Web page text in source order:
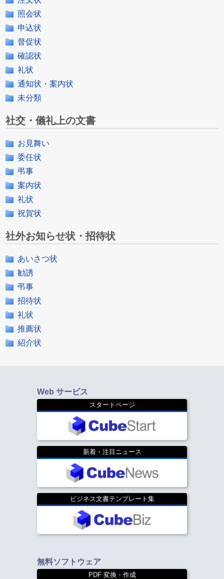
照会状
申込状
督促状
確認状
礼状
通知状・案内状
未分類
社交・儀礼上の文書
お見舞い
委任状
弔事
案内状
礼状
祝賀状
社外お知らせ状・招待状
あいさつ状
勧誘
弔事
招待状
礼状
推薦状
紹介状
Web サービス
スタートページ
新着・注目ニュース
ビジネス文書テンプレート集
無料ソフトウェア
PDF 変換・作成